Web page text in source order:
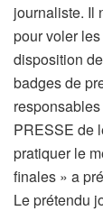
journaliste. Il
pour voler
disposition
badges de
PRESSE de
pratiquer le
finales » a
Le prétendu